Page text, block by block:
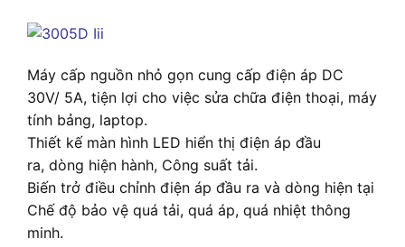
Máy cấp nguồn nhỏ gọn cung cấp điện áp DC
30V/ 5A, tiện lợi cho việc sửa chữa điện thoại, máy
tính bảng, laptop.
Thiết kế màn hình LED hiển thị điện áp đầu
ra, dòng hiện hành, Công suất tải.
Biến trở điều chỉnh điện áp đầu ra và dòng hiện tại
Chế độ bảo vệ quá tải, quá áp, quá nhiệt thông
minh.